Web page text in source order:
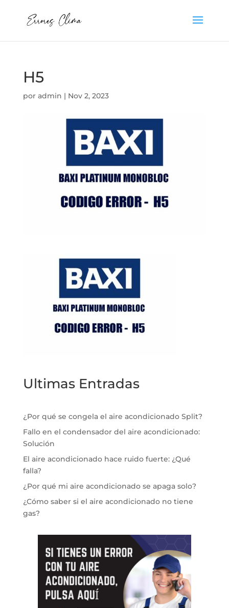
H5
por admin | Nov 2, 2023
Ultimas Entradas
¿Por qué se congela el aire acondicionado Split?
Fallo en el condensador del aire acondicionado:
Solución
El aire acondicionado hace ruido fuerte: ¿Qué
falla?
¿Por qué mi aire acondicionado se apaga solo?
¿Cómo saber si el aire acondicionado no tiene
gas?